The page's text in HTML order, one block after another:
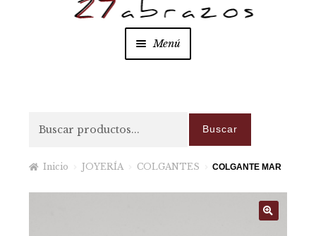
Menú
Consulta
Buscar
Inicio JOYERÍA COLGANTES COLGANTE MAR